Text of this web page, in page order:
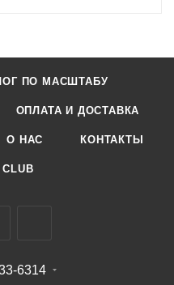
ПО МАСШТАБУ
ОПЛАТА И ДОСТАВКА
О НАС КОНТАКТЫ
CLUB
6314